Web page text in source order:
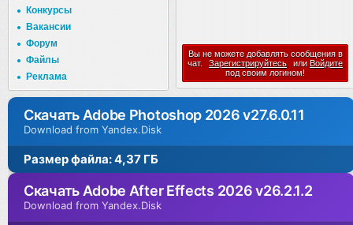
Конкурсы
Вакансии
Форум
Файлы
Реклама
Вы не можете добавлять сообщения в
чат.
Зарегистрируйтесь или Войдите
под своим логином!
Скачать Adobe Photoshop 2026 v27.6.0.11
Download from Yandex.Disk
Размер файла: 4,37 ГБ
Скачать Adobe After Effects 2026 v26.2.1.2
Download from Yandex.Disk